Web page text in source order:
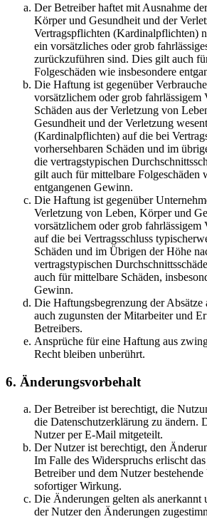
Der Betreiber haftet mit Ausnahme
Körper und Gesundheit und der
Vertragspflichten (Kardinalpflichten)
ein vorsätzliches oder grob
zurückzuführen sind. Dies gilt auch
Folgeschäden wie insbesondere
Die Haftung ist gegenüber
vorsätzlichem oder grob fahrlässigem
Schäden aus der Verletzung von
Gesundheit und der Verletzung
(Kardinalpflichten) auf die bei
vorhersehbaren Schäden und im
die vertragstypischen
gilt auch für mittelbare Folgeschäden
entgangenen Gewinn.
Die Haftung ist gegenüber
Verletzung von Leben, Körper und
vorsätzlichem oder grob fahrlässigem
auf die bei Vertragsschluss
Schäden und im Übrigen der Höhe
vertragstypischen
auch für mittelbare Schäden,
Gewinn.
Die Haftungsbegrenzung der Absätze
auch zugunsten der Mitarbeiter und
Betreibers.
Ansprüche für eine Haftung aus
Recht bleiben unberührt.
6. Änderungsvorbehalt
Der Betreiber ist berechtigt, die
die Datenschutzerklärung zu ändern.
Nutzer per E-Mail mitgeteilt.
Der Nutzer ist berechtigt, den
Im Falle des Widerspruchs erlischt
Betreiber und dem Nutzer
sofortiger Wirkung.
Die Änderungen gelten als
der Nutzer den Änderungen